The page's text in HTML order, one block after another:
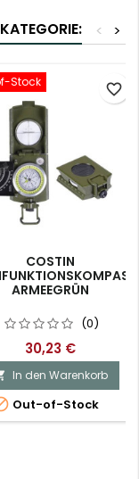
>
<
Stock
COSTIN
ARMEEGRÜN
(0)
30,23 €
In den Warenkorb
Out-of-Stock
favorite_border